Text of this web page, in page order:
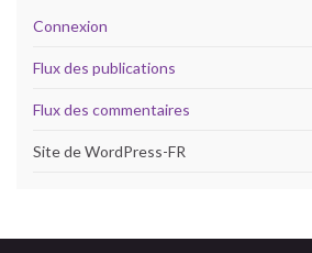
Connexion
Flux des publications
Flux des commentaires
Site de WordPress-FR